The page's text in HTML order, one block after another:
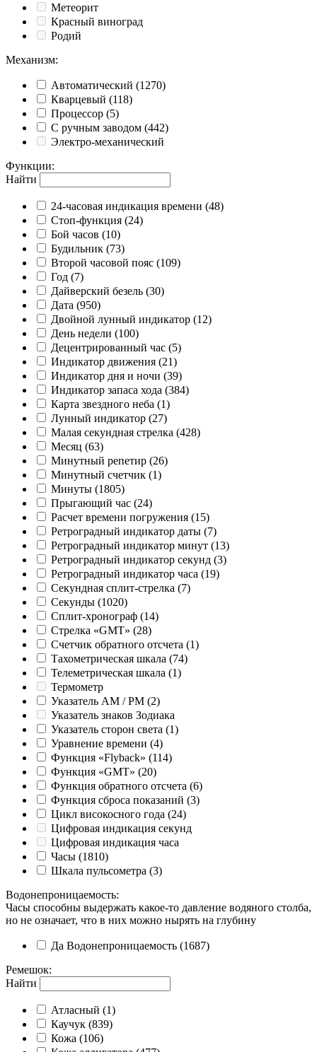
Метеорит
Красный виноград
Родий
Механизм:
Автоматический (1270)
Кварцевый (118)
Процессор (5)
С ручным заводом (442)
Электро-механический
Функции:
Найти
24-часовая индикация времени (48)
Cтоп-функция (24)
Бой часов (10)
Будильник (73)
Второй часовой пояс (109)
Год (7)
Дайверский безель (30)
Дата (950)
Двойной лунный индикатор (12)
День недели (100)
Децентрированный час (5)
Индикатор движения (21)
Индикатор дня и ночи (39)
Индикатор запаса хода (384)
Карта звездного неба (1)
Лунный индикатор (27)
Малая секундная стрелка (428)
Месяц (63)
Минутный репетир (26)
Минутный счетчик (1)
Минуты (1805)
Прыгающий час (24)
Расчет времени погружения (15)
Ретроградный индикатор даты (7)
Ретроградный индикатор минут (13)
Ретроградный индикатор секунд (3)
Ретроградный индикатор часа (19)
Секундная сплит-стрелка (7)
Секунды (1020)
Сплит-хронограф (14)
Стрелка «GMT» (28)
Счетчик обратного отсчета (1)
Тахометрическая шкала (74)
Телеметрическая шкала (1)
Термометр
Указатель AM / PM (2)
Указатель знаков Зодиака
Указатель сторон света (1)
Уравнение времени (4)
Функция «Flyback» (114)
Функция «GMT» (20)
Функция обратного отсчета (6)
Функция сброса показаний (3)
Цикл високосного года (24)
Цифровая индикация секунд
Цифровая индикация часа
Часы (1810)
Шкала пульсометра (3)
Водонепроницаемость:
Часы способны выдержать какое-то давление водяного столба,
но не означает, что в них можно нырять на глубину
Да Водонепроницаемость (1687)
Ремешок:
Найти
Атласный (1)
Каучук (839)
Кожа (106)